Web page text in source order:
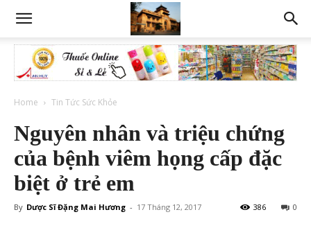
Home Tin Tức Sức Khỏe
Nguyên nhân và triệu chứng
của bệnh viêm họng cấp đặc
biệt ở trẻ em
By Dược Sĩ Đặng Mai Hương - 17 Tháng 12, 2017 0
386